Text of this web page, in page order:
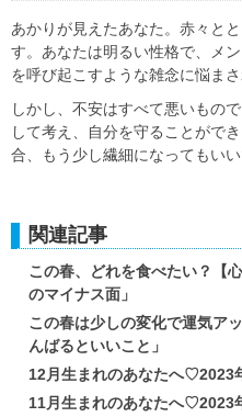
あかりが見えたあなた。赤々と
す。あなたは明るい性格で、メ
を呼び起こすような雑念に悩ま
しかし、不安はすべて悪いもの
して考え、自分を守ることがで
合、もう少し繊細になってもいい
関連記事
この春、どれを食べたい？【
のマイナス面」
この春は少しの変化で運気ア
んばるといいこと」
12月生まれのあなたへ♡2023
11月生まれのあなたへ♡2023